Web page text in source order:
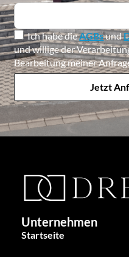
Ich habe dieAGBsund
und willige der
Bearbeitung meiner
Jetzt
Unternehmen
Startseite